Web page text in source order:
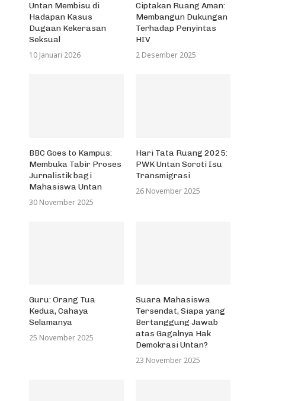
Untan Membisu di
Hadapan Kasus
Dugaan Kekerasan
Seksual
10 Januari 2026
Ciptakan Ruang Aman:
Membangun Dukungan
Terhadap Penyintas
HIV
2 Desember 2025
BBC Goes to Kampus:
Membuka Tabir Proses
Jurnalistik bagi
Mahasiswa Untan
30 November 2025
Hari Tata Ruang 2025:
PWK Untan Soroti Isu
Transmigrasi
26 November 2025
Guru: Orang Tua
Kedua, Cahaya
Selamanya
25 November 2025
Suara Mahasiswa
Tersendat, Siapa yang
Bertanggung Jawab
atas Gagalnya Hak
Demokrasi Untan?
23 November 2025